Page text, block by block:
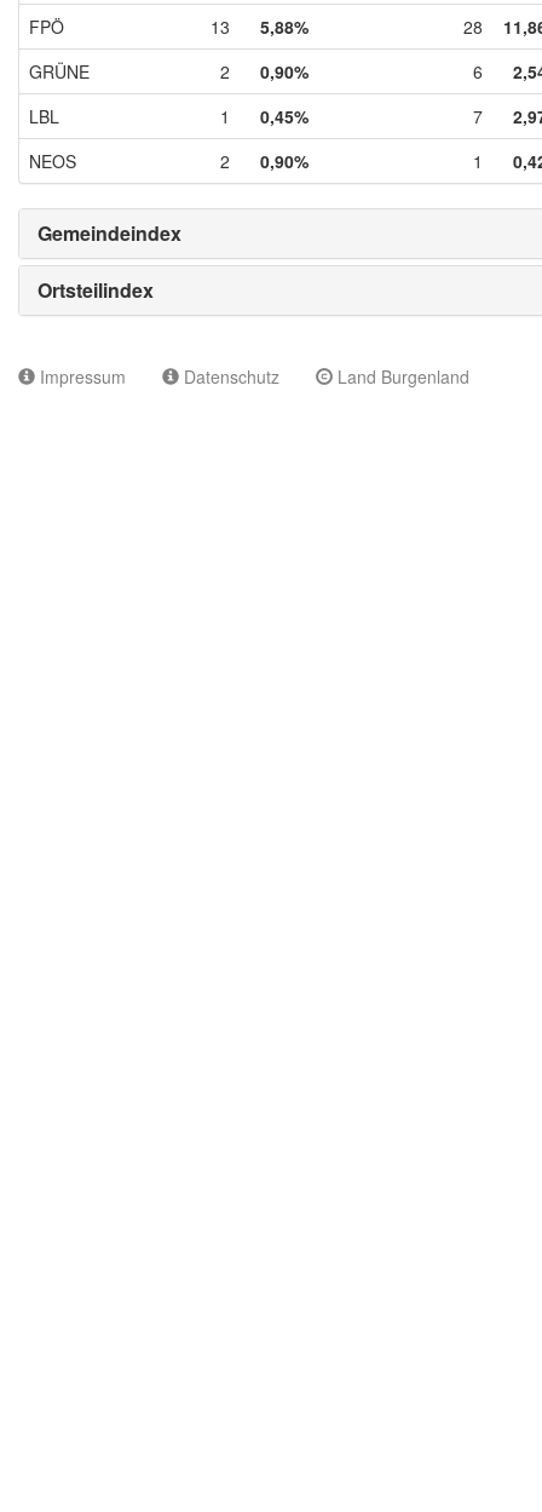
FPÖ
13 5,88% 28
GRÜNE
2 0,90% 6
LBL
1 0,45% 7
NEOS
2 0,90% 1
Gemeindeindex
Ortsteilindex
Impressum Datenschutz Land Burgenland